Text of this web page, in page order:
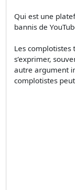
Qui est une
bannis de
Les
s’exprimer,
autre argument
complotistes